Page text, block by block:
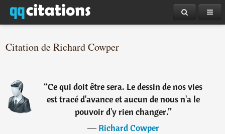
Citation de Richard Cowper
“Ce qui doit être sera. Le dessin de nos vies
est tracé d'avance et aucun de nous n'a le
pouvoir d'y rien changer.”
―Richard Cowper